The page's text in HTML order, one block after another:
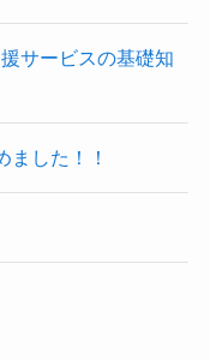
サービスの基礎知
した！！